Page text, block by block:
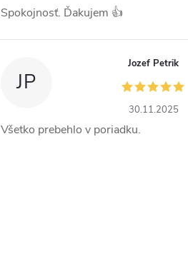
Spokojnosť. Ďakujem 👍
JP
Jozef Petrik
30.11.2025
Všetko prebehlo v poriadku.